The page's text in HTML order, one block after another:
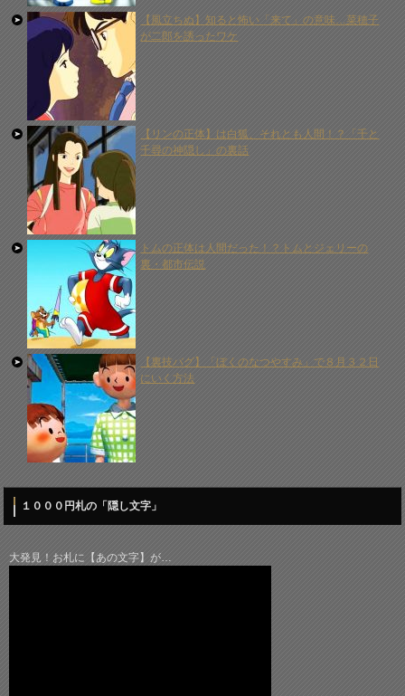
【風立ちぬ】知ると怖い「来て」の意味…菜穂子
が二郎を誘ったワケ
【リンの正体】は白狐、それとも人間！？「千と
千尋の神隠し」の裏話
トムの正体は人間だった！？トムとジェリーの
裏・都市伝説
【裏技バグ】「ぼくのなつやすみ」で８月３２日
にいく方法
１０００円札の「隠し文字」
大発見！お札に【あの文字】が…